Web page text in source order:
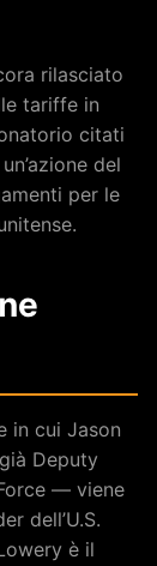
rilasciato
tariffe in
citati
del
per le
in cui Jason
Deputy
— viene
dell’U.S.
è il